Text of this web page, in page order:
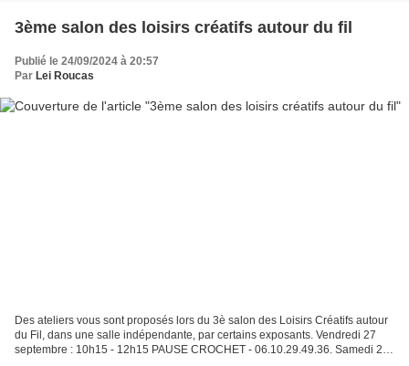
3ème salon des loisirs créatifs autour du fil
Publié le 24/09/2024 à 20:57
Par Lei Roucas
Des ateliers vous sont proposés lors du 3è salon des Loisirs Créatifs autour
du Fil, dans une salle indépendante, par certains exposants. Vendredi 27
septembre : 10h15 - 12h15 PAUSE CROCHET - 06.10.29.49.36. Samedi 28